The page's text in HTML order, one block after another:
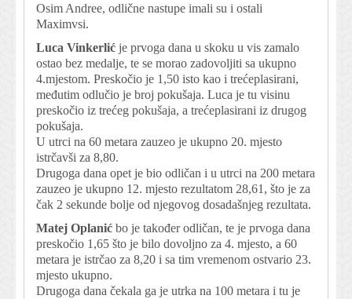
Osim Andree, odlične nastupe imali su i ostali
Maximvsi.
Luca Vinkerlić je prvoga dana u skoku u vis zamalo
ostao bez medalje, te se morao zadovoljiti sa ukupno
4.mjestom. Preskočio je 1,50 isto kao i trećeplasirani,
međutim odlučio je broj pokušaja. Luca je tu visinu
preskočio iz trećeg pokušaja, a trećeplasirani iz drugog
pokušaja.
U utrci na 60 metara zauzeo je ukupno 20. mjesto
istrčavši za 8,80.
Drugoga dana opet je bio odličan i u utrci na 200 metara
zauzeo je ukupno 12. mjesto rezultatom 28,61, što je za
čak 2 sekunde bolje od njegovog dosadašnjeg rezultata.
Matej Oplanić bo je također odličan, te je prvoga dana
preskočio 1,65 što je bilo dovoljno za 4. mjesto, a 60
metara je istrčao za 8,20 i sa tim vremenom ostvario 23.
mjesto ukupno.
Drugoga dana čekala ga je utrka na 100 metara i tu je